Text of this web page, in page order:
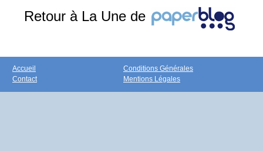
Retour à La Une de
Accueil
Contact
Conditions Générales
Mentions Légales